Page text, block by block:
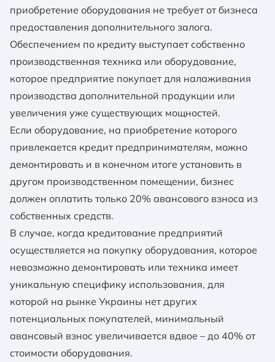
приобретение оборудования не требует от бизнеса
предоставления дополнительного залога.
Обеспечением по кредиту выступает собственно
производственная техника или оборудование,
которое предприятие покупает для налаживания
производства дополнительной продукции или
увеличения уже существующих мощностей.
Если оборудование, на приобретение которого
привлекается кредит предпринимателям, можно
демонтировать и в конечном итоге установить в
другом производственном помещении, бизнес
должен оплатить только 20% авансового взноса из
собственных средств.
В случае, когда кредитование предприятий
осуществляется на покупку оборудования, которое
невозможно демонтировать или техника имеет
уникальную специфику использования, для
которой на рынке Украины нет других
потенциальных покупателей, минимальный
авансовый взнос увеличивается вдвое – до 40% от
стоимости оборудования.